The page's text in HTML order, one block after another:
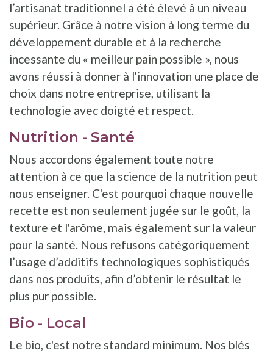
l’artisanat traditionnel a été élevé à un niveau
supérieur. Grâce à notre vision à long terme du
développement durable et à la recherche
incessante du « meilleur pain possible », nous
avons réussi à donner à l'innovation une place de
choix dans notre entreprise, utilisant la
technologie avec doigté et respect.
Nutrition - Santé
Nous accordons également toute notre
attention à ce que la science de la nutrition peut
nous enseigner. C'est pourquoi chaque nouvelle
recette est non seulement jugée sur le goût, la
texture et l'arôme, mais également sur la valeur
pour la santé. Nous refusons catégoriquement
l’usage d’additifs technologiques sophistiqués
dans nos produits, afin d’obtenir le résultat le
plus pur possible.
Bio - Local
Le bio, c'est notre standard minimum. Nos blés